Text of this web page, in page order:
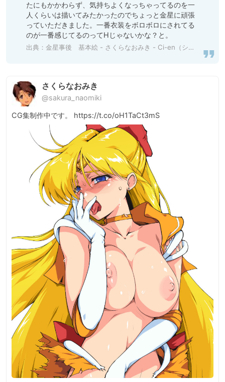
たにもかかわらず、気持ちよくなっちゃってるのを一
人くらいは描いてみたかったのでちょっと金星に頑張
っていただきました。一番衣装をボロボロにされてる
のが一番感じてるのってHじゃないかな？と。
出典： 金星事後 基本絵 - さくらなおみき - Ci-en（シエン）
さくらなおみき
@sakura_naomiki
CG集制作中です。 https://t.co/oH1TaCt3mS